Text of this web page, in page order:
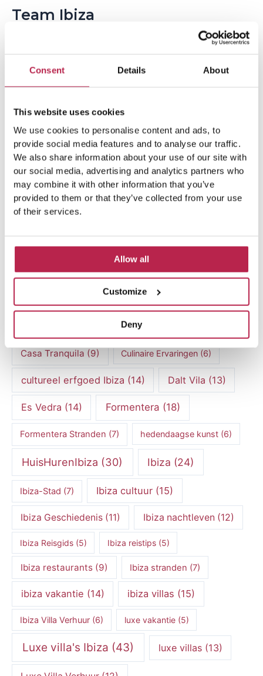
Consent Details About
This website uses cookies
We use cookies to personalise content and ads, to
provide social media features and to analyse our traffic.
We also share information about your use of our site with
our social media, advertising and analytics partners who
may combine it with other information that you’ve
provided to them or that they’ve collected from your use
of their services.
Allow all
Customize
Deny
Team Ibiza
Populaire Onderwerpen
Atlantis Sa Pedra(5) autoverhuur Ibiza(14)
Bootverhuur Ibiza(13) Cala Benirras(5)
Cala d'Hort(11) Cala Salada(7)
Can Caus(5)
Casa Tranquila (9) Culinaire Ervaringen (6)
cultureel erfgoed Ibiza (14) Dalt Vila (13)
Es Vedra (14) Formentera (18)
Formentera Stranden (7) hedendaagse kunst (6)
HuisHurenIbiza (30) Ibiza (24)
Ibiza-Stad (7) Ibiza cultuur (15)
Ibiza Geschiedenis (11) Ibiza nachtleven (12)
Ibiza Reisgids(5) Ibiza reistips(5)
Ibiza restaurants(9) Ibiza stranden (7)
ibiza vakantie (14) ibiza villas (15)
Ibiza Villa Verhuur(6) luxe vakantie(5)
Luxe villa's Ibiza (43) luxe villas(13)